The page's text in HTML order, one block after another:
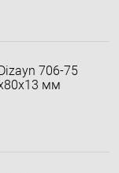
706-75
мм